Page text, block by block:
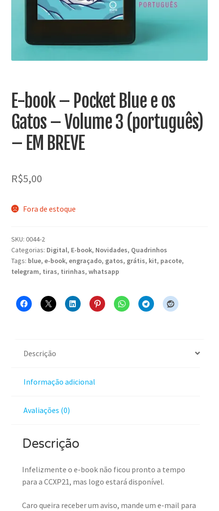
MINHA CONTA
CARRINHO
for:
E-book – Pocket Blue e os
Gatos – Volume 3 (português)
– EM BREVE
R$5,00
Fora de estoque
SKU: 0044-2
Categorias: Digital, E-book, Novidades, Quadrinhos
Tags: blue, e-book, engraçado, gatos, grátis, kit, pacote,
telegram, tiras, tirinhas, whatsapp
Descrição
Informação adicional
Avaliações (0)
Descrição
Infelizmente o e-book não ficou pronto a tempo
para a CCXP21, mas logo estará disponível.
Caro queira receber um aviso, mande um e-mail para